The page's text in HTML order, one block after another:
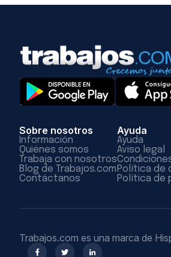
Sobre nosotros
Información
Quiénes somos
Trabaja con nosotros
Blog de Trabajos.com
Contáctanos
Ayuda
Ayuda
Aviso legal
Política de
Política de
Trabajos.com es una marca de